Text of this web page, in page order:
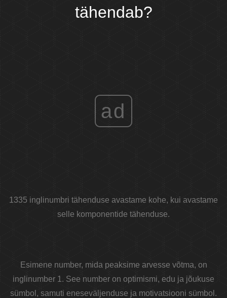
tähendab?
ad
1335 inglinumbri tähenduse avastame kohe, kui avastame
selle komponentide tähenduse.
Esimene number, mida peaksime arvesse võtma, on
inglinumber 1. See number on optimismi, edu ja jõukuse
sümbol, samuti eneseväljenduse ja motivatsiooni sümbol.